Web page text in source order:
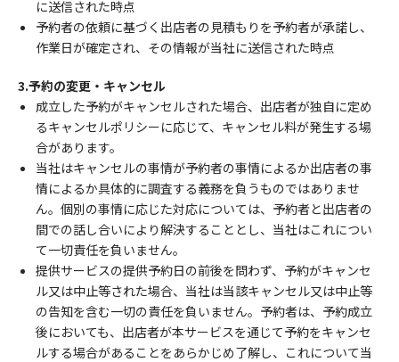
に送信された時点
予約者の依頼に基づく出店者の見積もりを予約者が承諾し、
作業日が確定され、その情報が当社に送信された時点
3.予約の変更・キャンセル
成立した予約がキャンセルされた場合、出店者が独自に定め
るキャンセルポリシーに応じて、キャンセル料が発生する場
合があります。
当社はキャンセルの事情が予約者の事情によるか出店者の事
情によるか具体的に調査する義務を負うものではありませ
ん。個別の事情に応じた対応については、予約者と出店者の
間での話し合いにより解決することとし、当社はこれについ
て一切責任を負いません。
提供サービスの提供予約日の前後を問わず、予約がキャンセ
ル又は中止等された場合、当社は当該キャンセル又は中止等
の告知を含む一切の責任を負いません。予約者は、予約成立
後においても、出店者が本サービスを通じて予約をキャンセ
ルする場合があることをあらかじめ了解し、これについて当